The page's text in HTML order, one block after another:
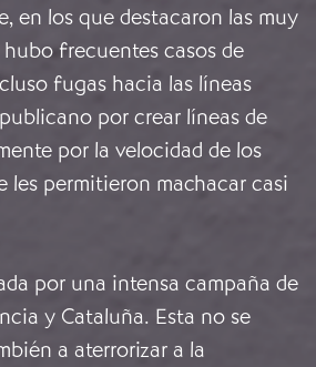
en los que destacaron las muy
frecuentes casos de
fugas hacia las líneas
por crear líneas de
por la velocidad de los
les permitieron machacar casi
por una intensa campaña de
y Cataluña. Esta no se
a aterrorizar a la